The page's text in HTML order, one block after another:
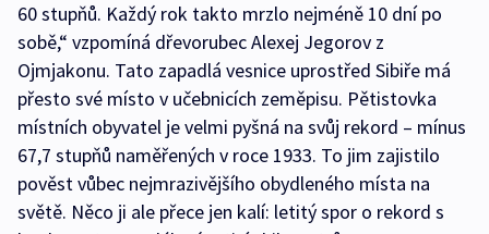
60 stupňů. Každý rok takto mrzlo nejméně 10 dní po
sobě,“ vzpomíná dřevorubec Alexej Jegorov z
Ojmjakonu. Tato zapadlá vesnice uprostřed Sibiře má
přesto své místo v učebnicích zeměpisu. Pětistovka
místních obyvatel je velmi pyšná na svůj rekord – mínus
67,7 stupňů naměřených v roce 1933. To jim zajistilo
pověst vůbec nejmrazivějšího obydleného místa na
světě. Něco ji ale přece jen kalí: letitý spor o rekord s